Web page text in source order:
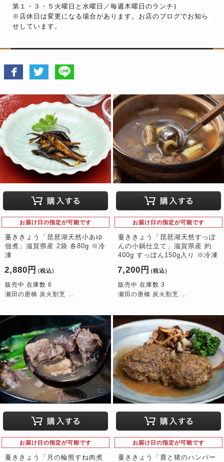
第１・３・５火曜日と水曜日／毎週木曜日のランチ}
※店休日は変更になる場合があります。お店のブログでお知ら
せしています。
お届け日の指定が可能です
蔓ききょう「琵琶湖天然小あゆ
佃煮」滋賀県産 2袋 各80g ※冷
凍
2,880円 （税込）
販売中 在庫数 6
瀬田の唐橋 炭火割烹 ...
お届け日の指定が可能です
蔓ききょう「琵琶湖天然すっぽ
んの小鍋仕立て」滋賀県産 約
400g すっぽん150g入り ※冷凍
7,200円 （税込）
販売中 在庫数 3
瀬田の唐橋 炭火割烹 ...
お届け日の指定が可能です
蔓ききょう「月の輪熊すね肉煮
お届け日の指定が可能です
蔓ききょう「鹿と猪のハンバー